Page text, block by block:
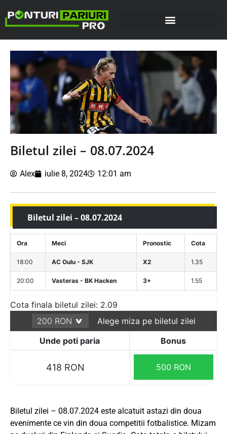
Biletul zilei – 08.07.2024
Alex iulie 8, 2024 12:01 am
Biletul zilei – 08.07.2024
Ora Meci Pronostic Cota
18:00 AC Oulu - SJK X2 1.35
20:00 Vasteras - BK Hacken 3+ 1.55
Cota finala biletul zilei: 2.09
Alege miza pe biletul zilei
Unde poti paria
Bonus
418 RON 500 RON
Biletul zilei – 08.07.2024 este alcatuit astazi din doua
evenimente ce vin din doua competitii fotbalistice. Mizam